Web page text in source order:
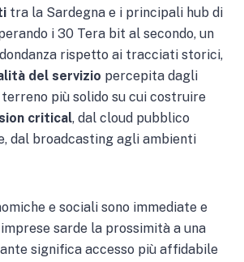
tra la Sardegna e i principali hub di
i 30 Tera bit al secondo, un
rispetto ai tracciati storici,
del servizio percepita dagli
più solido su cui costruire
critical, dal cloud pubblico
dal broadcasting agli ambienti
e sociali sono immediate e
sarde la prossimità a una
significa accesso più affidabile